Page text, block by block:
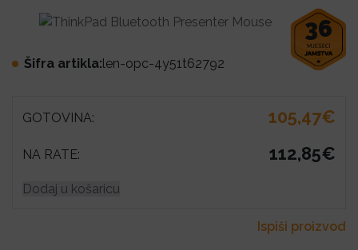
Šifra artikla:len-opc-4y51t62792
GOTOVINA: 105,47€
NA RATE: 112,85€
Dodaj u košaricu
Ispiši proizvod
36